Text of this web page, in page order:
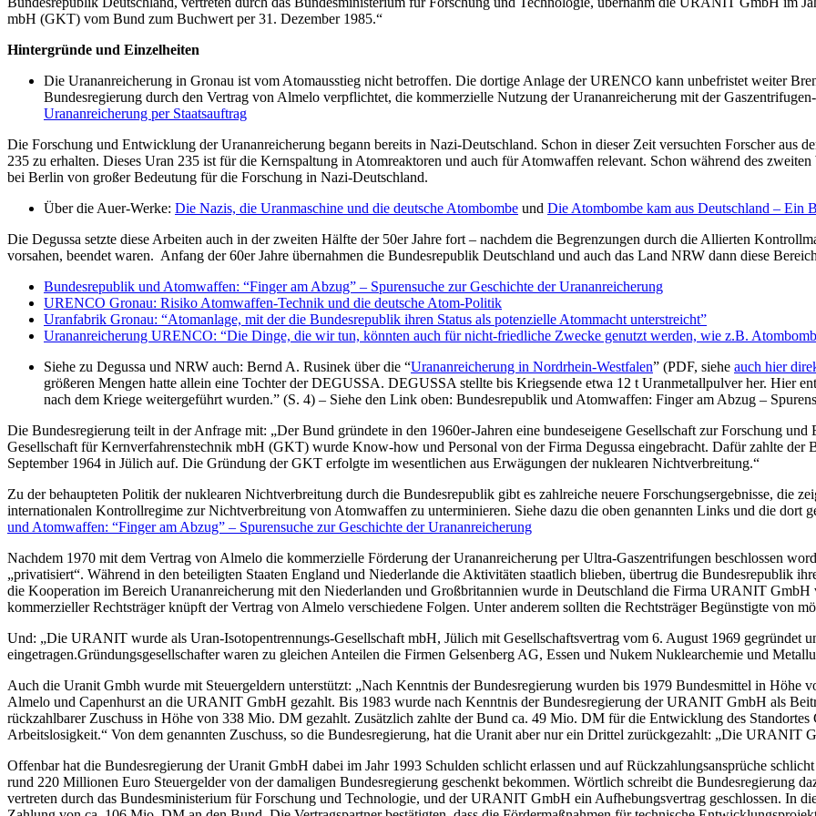
mbH (GKT) vom Bund zum Buchwert per 31. Dezember 1985.“
Hintergründe und Einzelheiten
Die Urananreicherung in Gronau ist vom Atomausstieg nicht betroffen. Die dortige Anlage der URENCO kann unbefristet weiter
Bundesregierung durch den Vertrag von Almelo verpflichtet, die kommerzielle Nutzung der Urananreicherung mit der
Urananreicherung per Staatsauftrag
Die Forschung und Entwicklung der Urananreicherung begann bereits in Nazi-Deutschland. Schon in dieser Zeit versuchten Forscher aus
235 zu erhalten. Dieses Uran 235 ist für die Kernspaltung in Atomreaktoren und auch für Atomwaffen relevant. Schon während des
bei Berlin von großer Bedeutung für die Forschung in Nazi-Deutschland.
Über die Auer-Werke: Die Nazis, die Uranmaschine und die deutsche Atombombe und Die Atombombe kam aus Deutschland – Ein
Die Degussa setzte diese Arbeiten auch in der zweiten Hälfte der 50er Jahre fort – nachdem die Begrenzungen durch die Allierten
vorsahen, beendet waren. Anfang der 60er Jahre übernahmen die Bundesrepublik Deutschland und auch das Land NRW dann diese
Bundesrepublik und Atomwaffen: “Finger am Abzug” – Spurensuche zur Geschichte der Urananreicherung
URENCO Gronau: Risiko Atomwaffen-Technik und die deutsche Atom-Politik
Uranfabrik Gronau: “Atomanlage, mit der die Bundesrepublik ihren Status als potenzielle Atommacht unterstreicht”
Urananreicherung URENCO: “Die Dinge, die wir tun, könnten auch für nicht-friedliche Zwecke genutzt werden, wie z.B.
Siehe zu Degussa und NRW auch: Bernd A. Rusinek über die “Urananreicherung in Nordrhein-Westfalen” (PDF, siehe auch hier
größeren Mengen hatte allein eine Tochter der DEGUSSA. DEGUSSA stellte bis Kriegsende etwa 12 t Uranmetallpulver her. Hier
nach dem Kriege weitergeführt wurden.” (S. 4) – Siehe den Link oben: Bundesrepublik und Atomwaffen: Finger am Abzug –
Die Bundesregierung teilt in der Anfrage mit: „Der Bund gründete in den 1960er-Jahren eine bundeseigene Gesellschaft zur Forschung
Gesellschaft für Kernverfahrenstechnik mbH (GKT) wurde Know-how und Personal von der Firma Degussa eingebracht. Dafür zahlte
September 1964 in Jülich auf. Die Gründung der GKT erfolgte im wesentlichen aus Erwägungen der nuklearen Nichtverbreitung.“
Zu der behaupteten Politik der nuklearen Nichtverbreitung durch die Bundesrepublik gibt es zahlreiche neuere Forschungsergebnisse, die
internationalen Kontrollregime zur Nichtverbreitung von Atomwaffen zu unterminieren. Siehe dazu die oben genannten Links und die dort
und Atomwaffen: “Finger am Abzug” – Spurensuche zur Geschichte der Urananreicherung
Nachdem 1970 mit dem Vertrag von Almelo die kommerzielle Förderung der Urananreicherung per Ultra-Gaszentrifungen beschlossen
„privatisiert“. Während in den beteiligten Staaten England und Niederlande die Aktivitäten staatlich blieben, übertrug die Bundesrepublik
die Kooperation im Bereich Urananreicherung mit den Niederlanden und Großbritannien wurde in Deutschland die Firma URANIT GmbH
kommerzieller Rechtsträger knüpft der Vertrag von Almelo verschiedene Folgen. Unter anderem sollten die Rechtsträger Begünstigte von
Und: „Die URANIT wurde als Uran-Isotopentrennungs-Gesellschaft mbH, Jülich mit Gesellschaftsvertrag vom 6. August 1969 gegründet
eingetragen.Gründungsgesellschafter waren zu gleichen Anteilen die Firmen Gelsenberg AG, Essen und Nukem Nuklearchemie und
Auch die Uranit Gmbh wurde mit Steuergeldern unterstützt: „Nach Kenntnis der Bundesregierung wurden bis 1979 Bundesmittel in
Almelo und Capenhurst an die URANIT GmbH gezahlt. Bis 1983 wurde nach Kenntnis der Bundesregierung der URANIT GmbH als
rückzahlbarer Zuschuss in Höhe von 338 Mio. DM gezahlt. Zusätzlich zahlte der Bund ca. 49 Mio. DM für die Entwicklung des
Arbeitslosigkeit.“ Von dem genannten Zuschuss, so die Bundesregierung, hat die Uranit aber nur ein Drittel zurückgezahlt: „Die
Offenbar hat die Bundesregierung der Uranit GmbH dabei im Jahr 1993 Schulden schlicht erlassen und auf Rückzahlungsansprüche
rund 220 Millionen Euro Steuergelder von der damaligen Bundesregierung geschenkt bekommen. Wörtlich schreibt die Bundesregierung
vertreten durch das Bundesministerium für Forschung und Technologie, und der URANIT GmbH ein Aufhebungsvertrag geschlossen. In